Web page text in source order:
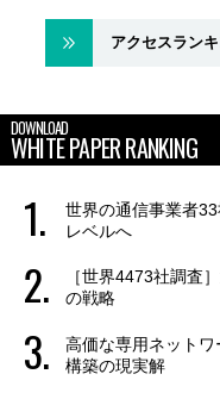
アクセスラン
DOWNLOAD
WHITE PAPER RANKING
世界の通信事業者
レベルへ
［世界4473社調査
の戦略
高価な専用ネット
構築の現実解